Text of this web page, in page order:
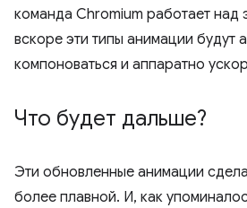
команда Chromium работает над
вскоре эти типы анимации будут
компоноваться и аппаратно
Что будет дальше?
Эти обновленные анимации
более плавной. И, как